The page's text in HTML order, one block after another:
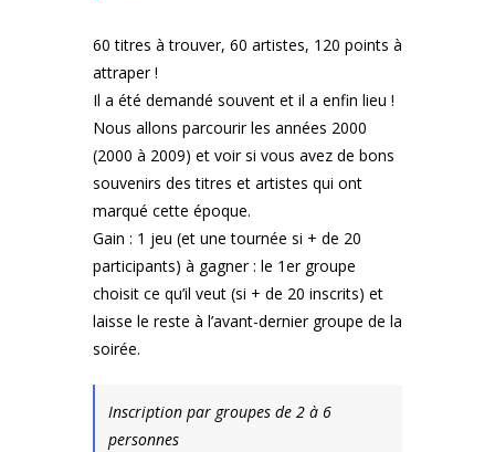
60 titres à trouver, 60 artistes, 120 points à
attraper !
Il a été demandé souvent et il a enfin lieu !
Nous allons parcourir les années 2000
(2000 à 2009) et voir si vous avez de bons
souvenirs des titres et artistes qui ont
marqué cette époque.
Gain : 1 jeu (et une tournée si + de 20
participants) à gagner : le 1er groupe
choisit ce qu’il veut (si + de 20 inscrits) et
laisse le reste à l’avant-dernier groupe de la
soirée.
Inscription par groupes de 2 à 6
personnes